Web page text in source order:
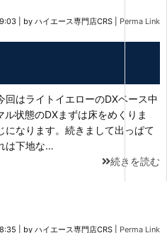
by ハイエース専門店CRS Perma Link
回はライトイエローのDXベース中
状態のDXまずは床をめくりま
なります。続きまして出っぱて
は下地な…
続きを読む
by ハイエース専門店CRS Perma Link